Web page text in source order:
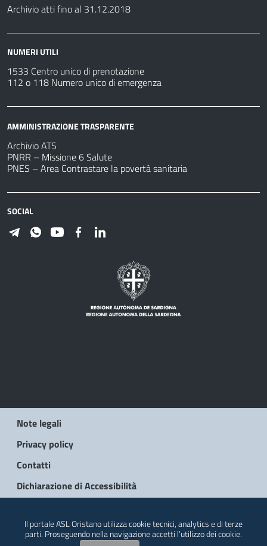
Archivio atti fino al 31.12.2018
NUMERI UTILI
1533 Centro unico di prenotazione
112 o 118 Numero unico di emergenza
AMMINISTRAZIONE TRASPARENTE
Archivio ATS
PNRR – Missione 6 Salute
PNES – Area Contrastare la povertà sanitaria
SOCIAL
Note legali
Privacy policy
Contatti
Dichiarazione di Accessibilità
Il portale ASL Oristano utilizza cookie tecnici, analytics e di terze
parti. Proseguendo nella navigazione accetti l’utilizzo dei cookie.